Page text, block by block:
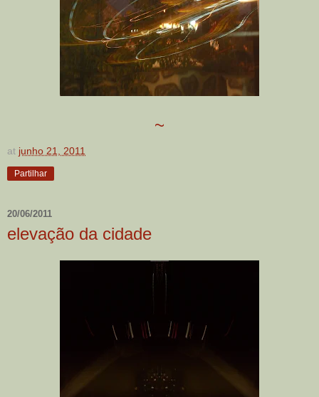
~
at junho 21, 2011
Partilhar
20/06/2011
elevação da cidade